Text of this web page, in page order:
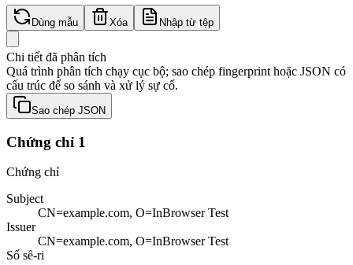
Dùng mẫu Xóa Nhập từ tệp
Chi tiết đã phân tích
Quá trình phân tích chạy cục bộ; sao chép fingerprint hoặc JSON có
cấu trúc để so sánh và xử lý sự cố.
Sao chép JSON
Chứng chỉ 1
Chứng chỉ
Subject
CN=example.com, O=InBrowser Test
Issuer
CN=example.com, O=InBrowser Test
Số sê-ri